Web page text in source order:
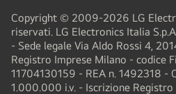
Copyright © 2009-2026 LG
riservati. LG Electronics Italia
- Sede legale Via Aldo Rossi 4,
Registro Imprese Milano - codice
11704130159 - REA n. 1492318 -
1.000.000 i.v. - Iscrizione